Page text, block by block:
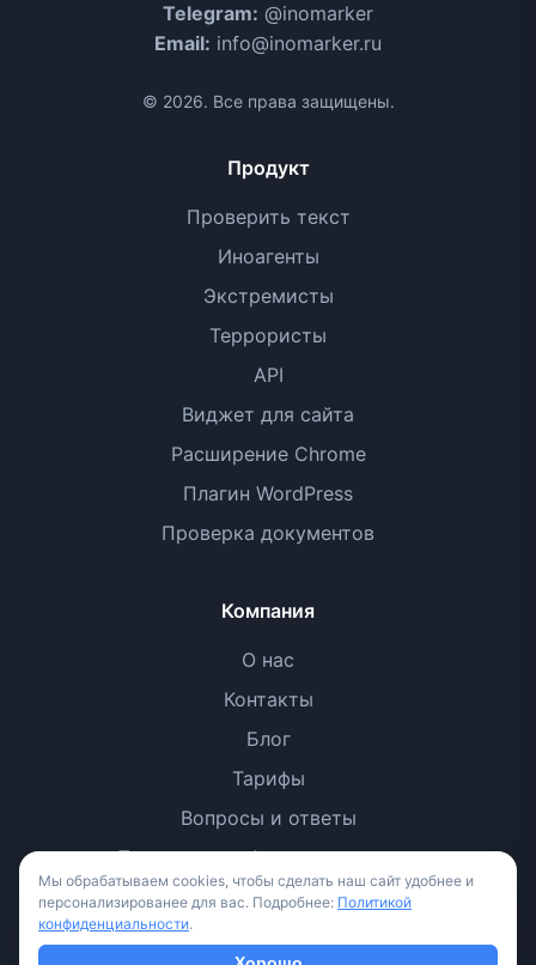
Telegram: @inomarker
Email: info@inomarker.ru
© 2026. Все права защищены.
Продукт
Проверить текст
Иноагенты
Экстремисты
Террористы
API
Виджет для сайта
Расширение Chrome
Плагин WordPress
Проверка документов
Компания
О нас
Контакты
Блог
Тарифы
Вопросы и ответы
Политика конфиденциальности
Условия использования
Мы обрабатываем cookies, чтобы сделать наш сайт удобнее и
персонализированее для вас. Подробнее: Политикой
конфиденциальности.